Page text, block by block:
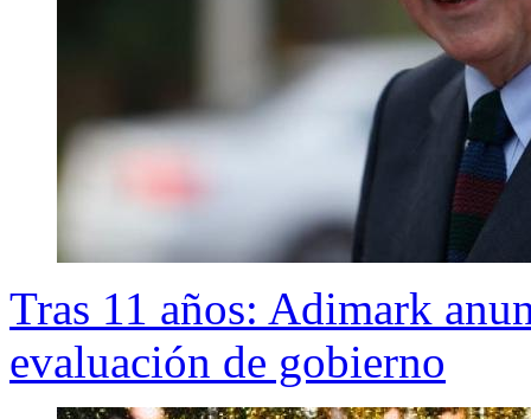
Tras 11 años: Adimark
evaluación de gobierno